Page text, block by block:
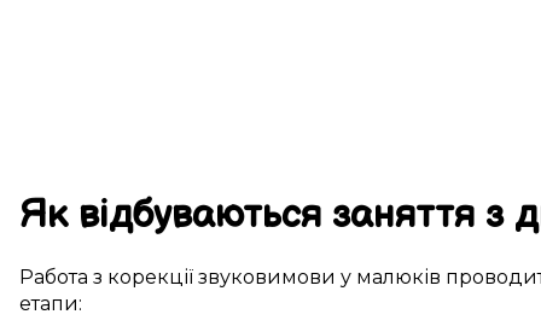
Як відбуваються заняття з
Работа з корекції звуковимови у малюків
етапи: